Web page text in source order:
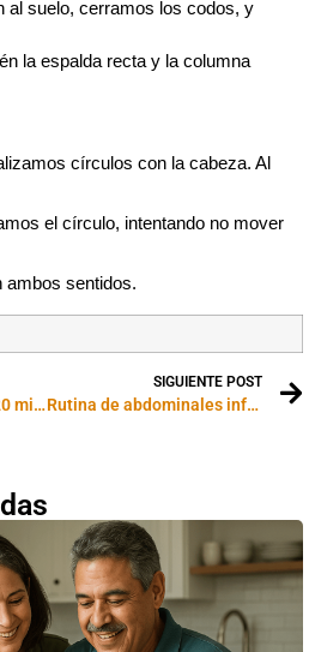
al suelo, cerramos los codos, y
la espalda recta y la columna
círculos con la cabeza. Al
el círculo, intentando no mover
ambos sentidos.
Piernas perfectas en 20 minutos
SIGUIENTE POST
Rutina de abdominales inferiores